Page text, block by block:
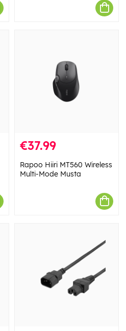
€37.99
Rapoo Hiiri MT560 Wireless
Multi-Mode Musta